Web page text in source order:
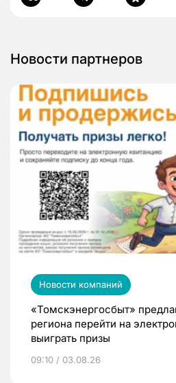
Новости партнеров
Новости компаний
«Томскэнергосбыт»
региона перейти на
выиграть призы
09:10 / 03.08.26